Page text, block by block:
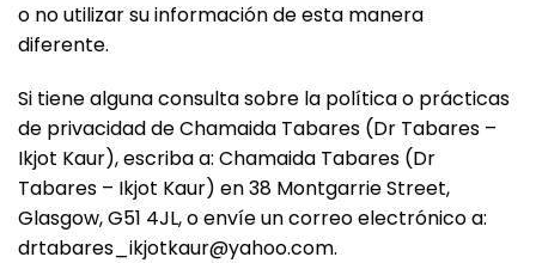
o no utilizar su información de esta manera
diferente.
Si tiene alguna consulta sobre la política o prácticas
de privacidad de Chamaida Tabares (Dr Tabares –
Ikjot Kaur), escriba a: Chamaida Tabares (Dr
Tabares – Ikjot Kaur) en 38 Montgarrie Street,
Glasgow, G51 4JL, o envíe un correo electrónico a:
drtabares_ikjotkaur@yahoo.com.